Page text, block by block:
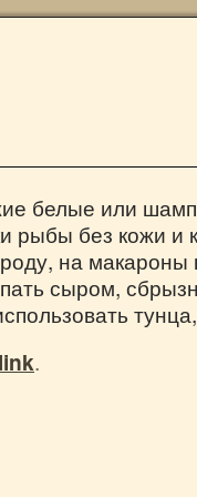
белые или
рыбы без кожи и
на
сыром,
.